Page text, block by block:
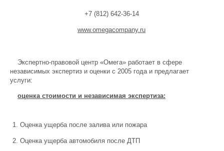
+7 (812) 642-36-14
www.omegacompany.ru
Экспертно-правовой центр «Омега» работает в сфере
независимых экспертиз и оценки с 2005 года и предлагает
услуги:
оценка стоимости и независимая экспертиза:
Оценка ущерба после залива или пожара
Оценка ущерба автомобиля после ДТП